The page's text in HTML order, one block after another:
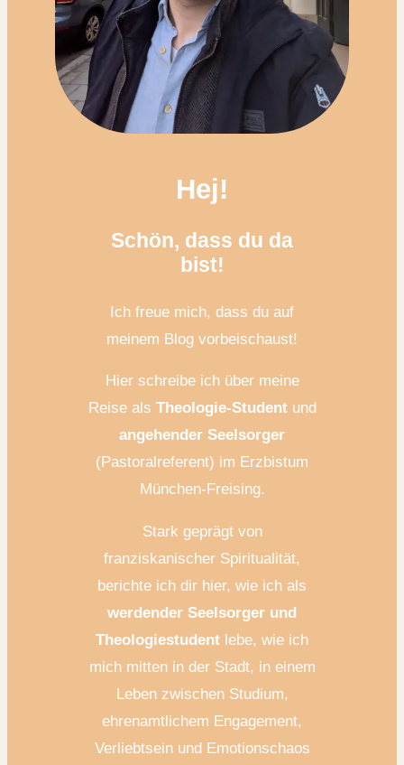
Hej!
Schön, dass du da
bist!
Ich freue mich, dass du auf
meinem Blog vorbeischaust!
Hier schreibe ich über meine
Reise als Theologie-Studentund
angehender Seelsorger
(Pastoralreferent) im Erzbistum
München-Freising.
Stark geprägt von
franziskanischer Spiritualität,
berichte ich dir hier, wie ich als
werdender Seelsorger und
Theologiestudent lebe, wie ich
mich mitten in der Stadt, in einem
Leben zwischen Studium,
ehrenamtlichem Engagement,
Verliebtsein und Emotionschaos